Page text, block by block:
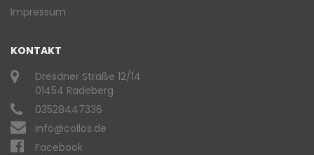
Impressum
KONTAKT
Dresdner Straße 12/14
01454 Radeberg
03528447336
info@collos.de
Facebook